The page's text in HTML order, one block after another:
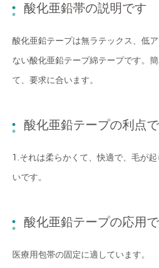
酸化亜鉛帯の説明です
酸化亜鉛テープは無ラテックス、低
ない酸化亜鉛テープ綿テープです。
て、要求に合います。
酸化亜鉛テープの利点
1.それは柔らかくて、快適で、毛が
いです。
酸化亜鉛テープの応用
医療用包帯の固定に適しています。